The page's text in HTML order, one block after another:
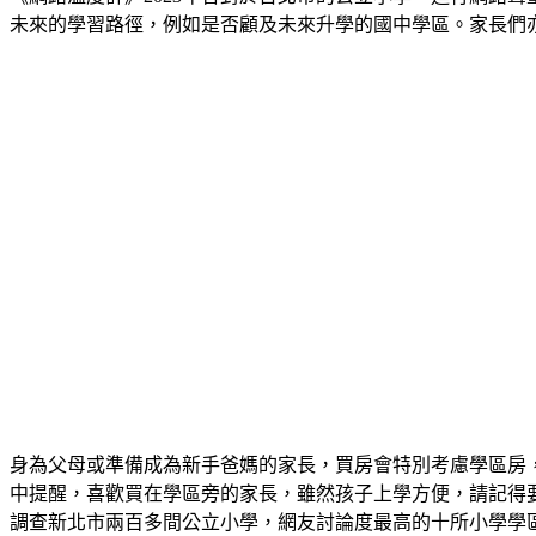
未來的學習路徑，例如是否顧及未來升學的國中學區。家長
身為父母或準備成為新手爸媽的家長，買房會特別考慮學區
中提醒，喜歡買在學區旁的家長，雖然孩子上學方便，請記
調查新北市兩百多間公立小學，網友討論度最高的十所小學學